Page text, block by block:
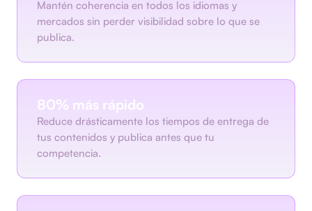
Mantén coherencia en todos los idiomas y
mercados sin perder visibilidad sobre lo que se
publica.
80% más rápido
Reduce drásticamente los tiempos de entrega de
tus contenidos y publica antes que tu
competencia.